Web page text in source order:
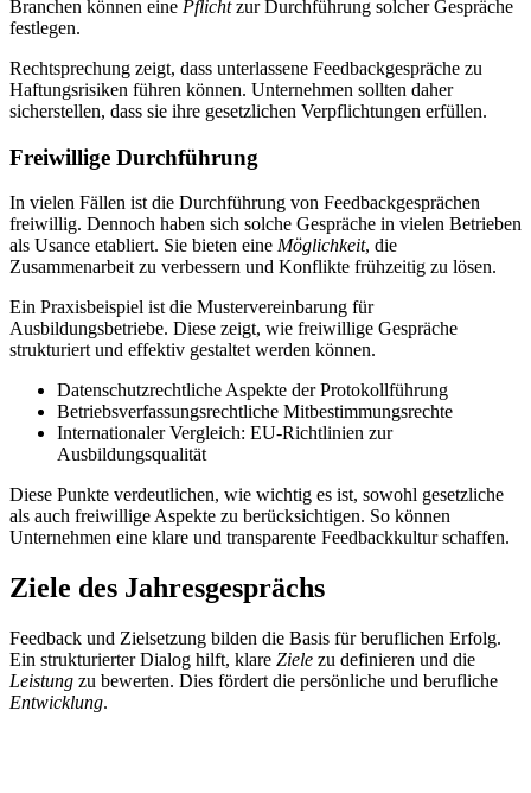
Branchen können eine Pflichtzur Durchführung solcher Gespräche
festlegen.
Rechtsprechung zeigt, dass unterlassene Feedbackgespräche zu
Haftungsrisiken führen können. Unternehmen sollten daher
sicherstellen, dass sie ihre gesetzlichen Verpflichtungen erfüllen.
Freiwillige Durchführung
In vielen Fällen ist die Durchführung von Feedbackgesprächen
freiwillig. Dennoch haben sich solche Gespräche in vielen Betrieben
als Usance etabliert. Sie bieten eine Möglichkeit, die
Zusammenarbeit zu verbessern und Konflikte frühzeitig zu lösen.
Ein Praxisbeispiel ist die Mustervereinbarung für
Ausbildungsbetriebe. Diese zeigt, wie freiwillige Gespräche
strukturiert und effektiv gestaltet werden können.
Datenschutzrechtliche Aspekte der Protokollführung
Betriebsverfassungsrechtliche Mitbestimmungsrechte
Internationaler Vergleich: EU-Richtlinien zur
Ausbildungsqualität
Diese Punkte verdeutlichen, wie wichtig es ist, sowohl gesetzliche
als auch freiwillige Aspekte zu berücksichtigen. So können
Unternehmen eine klare und transparente Feedbackkultur schaffen.
Ziele des Jahresgesprächs
Feedback und Zielsetzung bilden die Basis für beruflichen Erfolg.
Ein strukturierter Dialog hilft, klare Ziele zu definieren und die
Leistung zu bewerten. Dies fördert die persönliche und berufliche
Entwicklung.